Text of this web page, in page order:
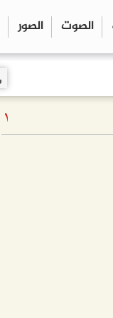
الصوت الصور
1